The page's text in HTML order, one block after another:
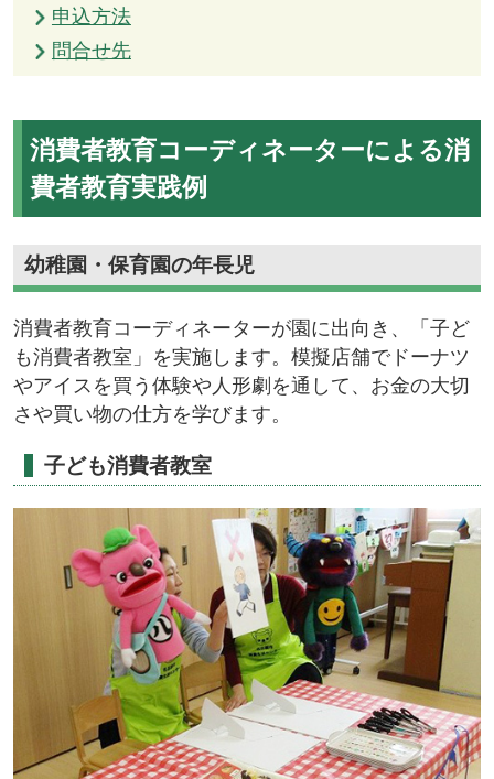
申込方法
問合せ先
消費者教育コーディネーターによる消
費者教育実践例
幼稚園・保育園の年長児
消費者教育コーディネーターが園に出向き、「子ど
も消費者教室」を実施します。模擬店舗でドーナツ
やアイスを買う体験や人形劇を通して、お金の大切
さや買い物の仕方を学びます。
子ども消費者教室